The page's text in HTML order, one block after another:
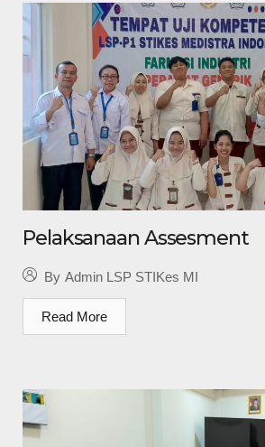
Pelaksanaan Assesment
By Admin LSP STIKes MI
Read More